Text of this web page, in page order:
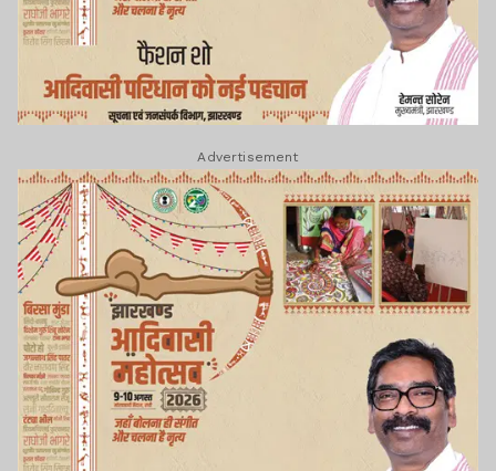
Advertisement